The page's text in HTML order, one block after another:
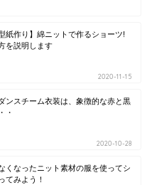
紙作り】綿ニットで作るショーツ!
を説明します
2020-11-15
ンスチーム衣装は、象徴的な赤と黒
・
2020-10-28
くなったニット素材の服を使ってシ
てみよう！